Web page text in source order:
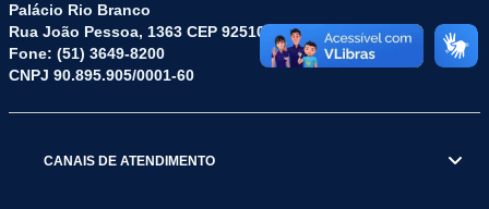
Palácio Rio Branco
Rua João Pessoa, 1363 CEP 92510-045
Fone: (51) 3649-8200
CNPJ 90.895.905/0001-60
CANAIS DE ATENDIMENTO